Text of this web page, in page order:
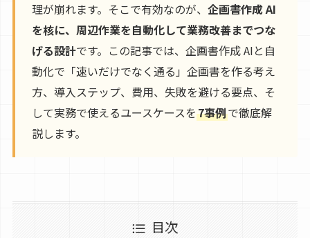
理が崩れます。そこで有効なのが、 企画書作成 AI
を核に、周辺作業を自動化して業務改善までつな
げる設計です。この記事では、企画書作成 AIと自
動化で「速いだけでなく通る」企画書を作る考え
方、導入ステップ、費用、失敗を避ける要点、そ
して実務で使えるユースケースを7事例で徹底解
説します。
目次